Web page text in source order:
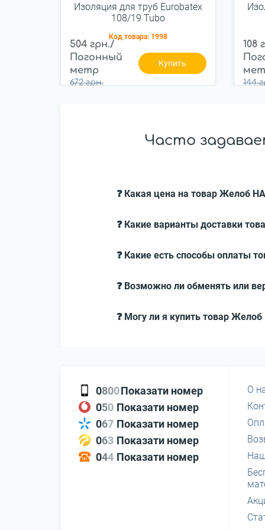
Изоляция для труб Eurobatex
108/19 Tubo
Код товара: 1998
504 грн./
Погонный
метр
672 грн.
Купить
108
144
Часто
❓ Какая цена на товар Желоб
❓ Какие варианты доставки
❓ Какие есть способы оплаты
❓ Возможно ли обменять или
❓ Могу ли я купить товар
0800Показати номер
050 Показати номер
067 Показати номер
063 Показати номер
044 Показати номер
О